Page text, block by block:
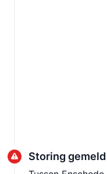
Storing gemeld